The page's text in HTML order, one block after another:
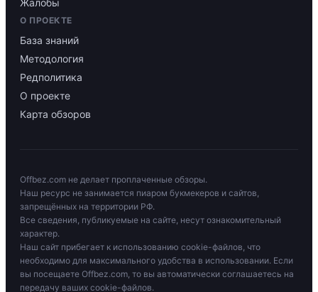
Жалобы
О ПРОЕКТЕ
База знаний
Методология
Редполитика
О проекте
Карта обзоров
Offbez.com не делает проплаченные обзоры.
Наш ресурс не занимается пиаром букмекеров и сайтов,
запрещённых на территории РФ.
Все сведения, публикуемые на сайте, несут ознакомительный
характер.
Наш сайт прибегает к использованию cookie-файлов, что
необходимо для максимального удобства в использовании. Если
вы посещаете Offbez.com, то вы автоматически соглашаетесь на
передачу ваших cookie-файлов.